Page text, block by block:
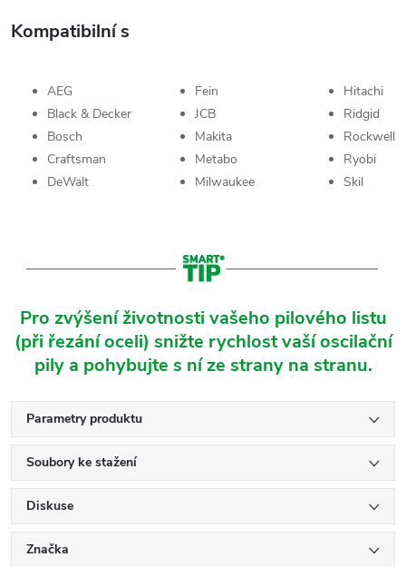
Kompatibilní s
AEG
Black & Decker
Bosch
Craftsman
DeWalt
Fein
JCB
Makita
Metabo
Milwaukee
Hitachi
Ridgid
Rockwell
Ryobi
Skil
Pro zvýšení životnosti vašeho pilového listu
(při řezání oceli) snižte rychlost vaší oscilační
pily a pohybujte s ní ze strany na stranu.
Parametry produktu
Soubory ke stažení
Diskuse
Značka